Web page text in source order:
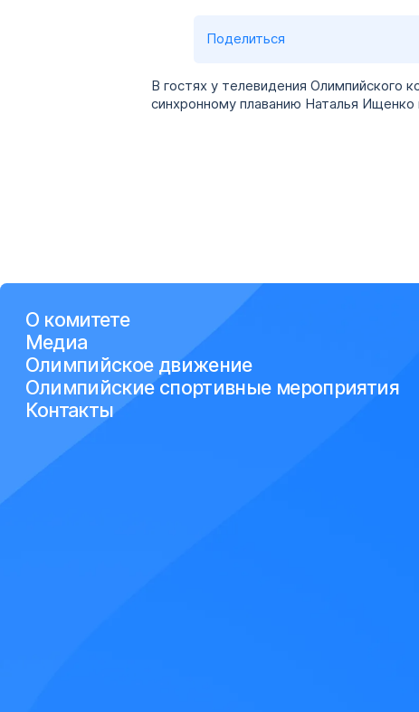
Поделиться
В гостях у телевидения Олимпийского
синхронному плаванию Наталья
О комитете
Медиа
Олимпийское движение
Олимпийские спортивные мероприятия
Контакты